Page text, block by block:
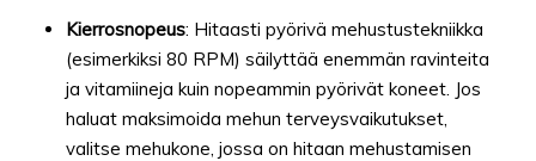
Kierrosnopeus: Hitaasti pyörivä mehustustekniikka
(esimerkiksi 80 RPM) säilyttää enemmän ravinteita
ja vitamiineja kuin nopeammin pyörivät koneet. Jos
haluat maksimoida mehun terveysvaikutukset,
valitse mehukone, jossa on hitaan mehustamisen